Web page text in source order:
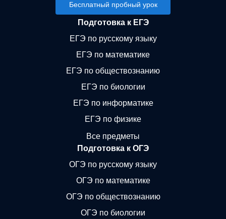
Бесплатный пробный урок
Подготовка к ЕГЭ
ЕГЭ по русскому языку
ЕГЭ по математике
ЕГЭ по обществознанию
ЕГЭ по биологии
ЕГЭ по информатике
ЕГЭ по физике
Все предметы
Подготовка к ОГЭ
ОГЭ по русскому языку
ОГЭ по математике
ОГЭ по обществознанию
ОГЭ по биологии